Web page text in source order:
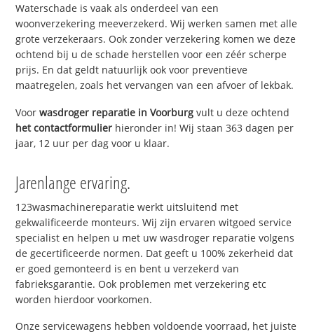
Waterschade is vaak als onderdeel van een
woonverzekering meeverzekerd. Wij werken samen met alle
grote verzekeraars. Ook zonder verzekering komen we deze
ochtend bij u de schade herstellen voor een zéér scherpe
prijs. En dat geldt natuurlijk ook voor preventieve
maatregelen, zoals het vervangen van een afvoer of lekbak.
Voorwasdroger reparatie in Voorburg vult u deze ochtend
het contactformulier hieronder in! Wij staan 363 dagen per
jaar, 12 uur per dag voor u klaar.
Jarenlange ervaring.
123wasmachinereparatie werkt uitsluitend met
gekwalificeerde monteurs. Wij zijn ervaren witgoed service
specialist en helpen u met uw wasdroger reparatie volgens
de gecertificeerde normen. Dat geeft u 100% zekerheid dat
er goed gemonteerd is en bent u verzekerd van
fabrieksgarantie. Ook problemen met verzekering etc
worden hierdoor voorkomen.
Onze servicewagens hebben voldoende voorraad, het juiste